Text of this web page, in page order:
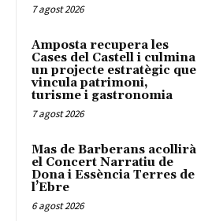
7 agost 2026
Amposta recupera les
Cases del Castell i culmina
un projecte estratègic que
vincula patrimoni,
turisme i gastronomia
7 agost 2026
Mas de Barberans acollirà
el Concert Narratiu de
Dona i Essència Terres de
l’Ebre
6 agost 2026